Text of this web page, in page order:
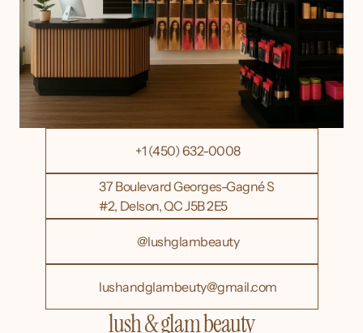
+1 (450) 632-0008
37 Boulevard Georges-Gagné S
#2, Delson, QC J5B 2E5
@lushglambeauty
lushandglambeuty@gmail.com
lush & glam beauty